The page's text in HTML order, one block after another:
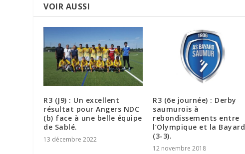
VOIR AUSSI
R3 (J9) : Un excellent
résultat pour Angers NDC
(b) face à une belle équipe
de Sablé.
13 décembre 2022
R3 (6e journée) : Derby
saumurois à
rebondissements entre
l’Olympique et la Bayard
(3-3).
12 novembre 2018